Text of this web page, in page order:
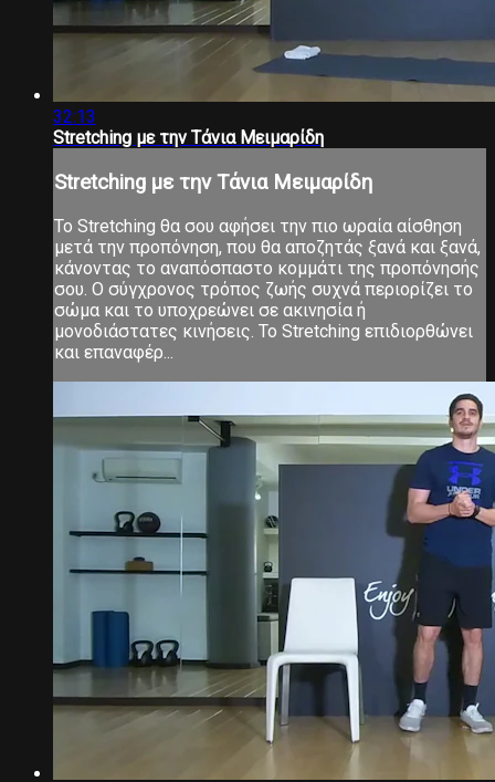
32:13
Stretching με την Τάνια Μειμαρίδη
Stretching με την Τάνια Μειμαρίδη
Το Stretching θα σου αφήσει την πιο ωραία αίσθηση
μετά την προπόνηση, που θα αποζητάς ξανά και ξανά,
κάνοντας το αναπόσπαστο κομμάτι της προπόνησής
σου. Ο σύγχρονος τρόπος ζωής συχνά περιορίζει το
σώμα και το υποχρεώνει σε ακινησία ή
μονοδιάστατες κινήσεις. Το Stretching επιδιορθώνει
και επαναφέρ...